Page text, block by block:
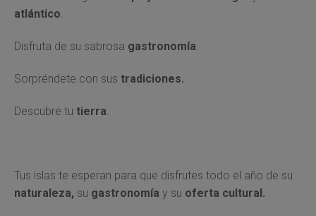
atlántico.
Disfruta de su sabrosa gastronomía.
Sorpréndete con sus tradiciones.
Descubre tu tierra
Tus islas te esperan para que disfrutes todo el año de su
naturaleza, su gastronomía y su oferta cultural.